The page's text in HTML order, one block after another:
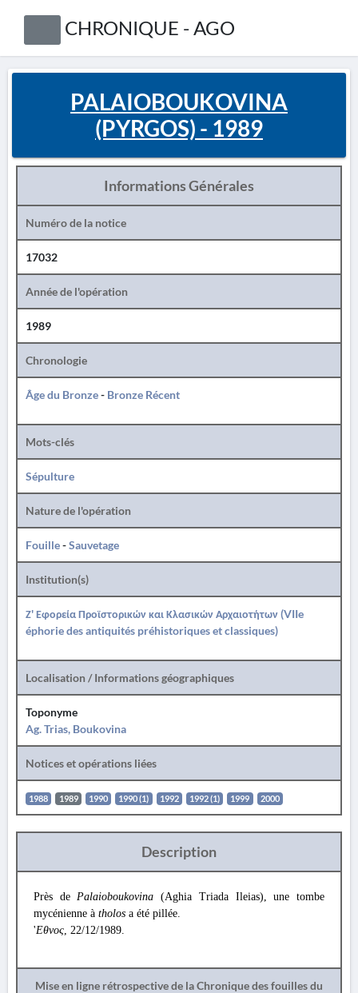
CHRONIQUE - AGO
PALAIOBOUKOVINA
(PYRGOS) - 1989
Informations Générales
Numéro de la notice
17032
Année de l'opération
1989
Chronologie
Âge du Bronze- Bronze Récent
Mots-clés
Sépulture
Nature de l'opération
Fouille-Sauvetage
Institution(s)
Ζ' Εφορεία Προϊστορικών και Κλασικών Αρχαιοτήτων (VIIe
éphorie des antiquités préhistoriques et classiques)
Localisation / Informations géographiques
Toponyme
Ag. Trias, Boukovina
Notices et opérations liées
1988 1989 1990 1990 (1) 1992 1992 (1) 1999 2000
Description
Près dePalaioboukovina(Aghia Triada Ileias), une tombe
mycénienne à tholos a été pillée.
'Εθνος, 22/12/1989.
Mise en ligne rétrospective de la Chronique des fouilles du